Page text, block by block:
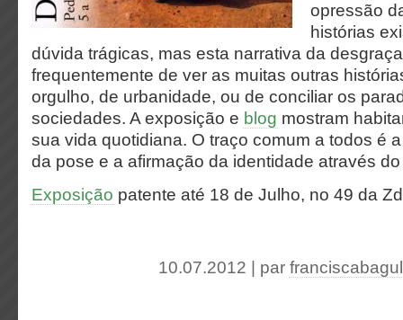
opressão
histórias
dúvida trágicas, mas esta narrativa da
frequentemente de ver as muitas outras
orgulho, de urbanidade, ou de conciliar os
sociedades. A exposição e blog mostram
sua vida quotidiana. O traço comum a todos é
da pose e a afirmação da identidade através
Exposição patente até 18 de Julho, no 49 da
10.07.2012 | par